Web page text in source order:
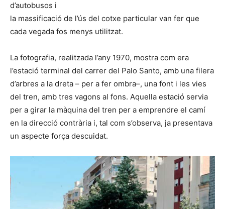
d’autobusos i
la massificació de l’ús del cotxe particular van fer que
cada vegada fos menys utilitzat.
La fotografia, realitzada l’any 1970, mostra com era
l’estació terminal del carrer del Palo Santo, amb una filera
d’arbres a la dreta – per a fer ombra–, una font i les vies
del tren, amb tres vagons al fons. Aquella estació servia
per a girar la màquina del tren per a emprendre el camí
en la direcció contrària i, tal com s’observa, ja presentava
un aspecte força descuidat.